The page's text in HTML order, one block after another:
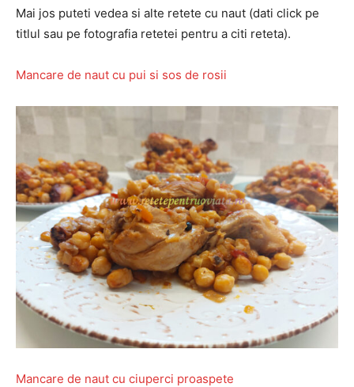
Mai jos puteti vedea si alte retete cu naut (dati click pe
titlul sau pe fotografia retetei pentru a citi reteta).
Mancare de naut cu pui si sos de rosii
Mancare de naut cu ciuperci proaspete